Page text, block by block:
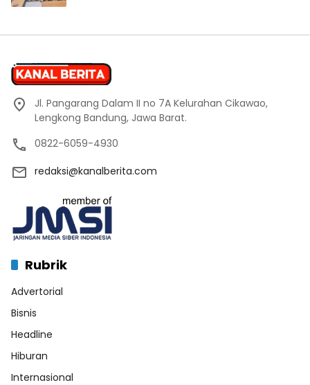
Jl. Pangarang Dalam II no 7A Kelurahan Cikawao,
Lengkong Bandung, Jawa Barat.
0822-6059-4930
redaksi@kanalberita.com
Rubrik
Advertorial
Bisnis
Headline
Hiburan
Internasional